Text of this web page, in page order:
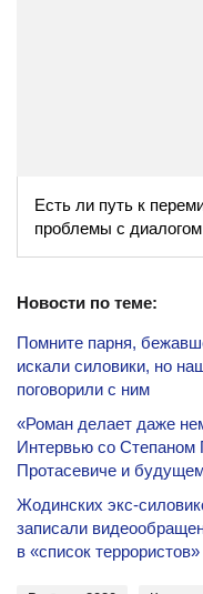
Есть ли путь к
проблемы с диалогом
Новости по теме:
Помните парня,
искали силовики, но
поговорили с ним
«Роман делает даже
Интервью со Степаном
Протасевиче и
Жодинских экс-
записали
в «список террористов»